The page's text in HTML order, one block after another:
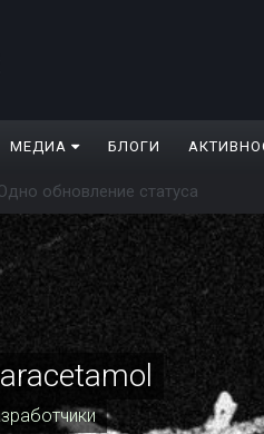
МЕДИА БЛОГИ
обновление статуса